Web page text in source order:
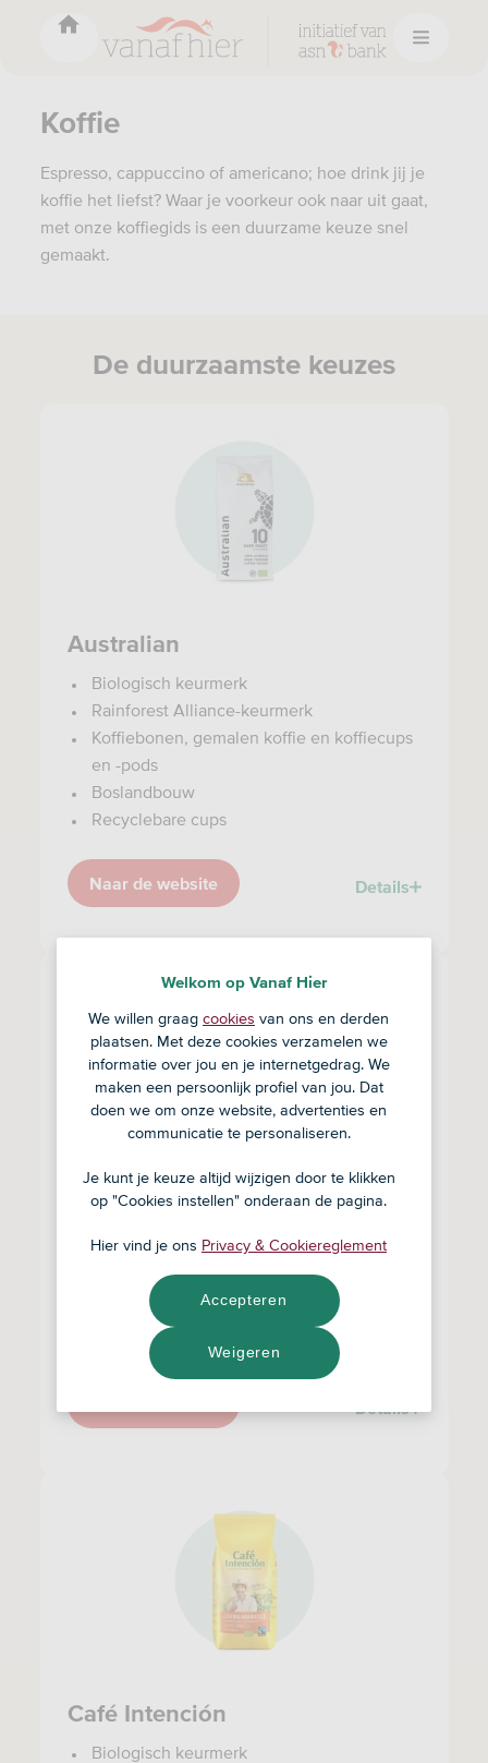
Koffie
Espresso, cappuccino of americano; hoe drink jij je
koffie het liefst? Waar je voorkeur ook naar uit gaat,
met onze koffiegids is een duurzame keuze snel
gemaakt.
De duurzaamste keuzes
Australian
Biologisch keurmerk
Rainforest Alliance-keurmerk
Koffiebonen, gemalen koffie en koffiecups
en -pods
Boslandbouw
Recyclebare cups
Naar de website Details
Brute Bonen
Klimaatpositief
Boslandbouw
Koffiebonen
Composteerbare verpakking
Details
Café Intención
Biologisch keurmerk
Welkom op Vanaf Hier
We willen graag cookies van ons en derden
plaatsen. Met deze cookies verzamelen we
informatie over jou en je internetgedrag. We
maken een persoonlijk profiel van jou. Dat
doen we om onze website, advertenties en
communicatie te personaliseren.
Je kunt je keuze altijd wijzigen door te klikken
op "Cookies instellen" onderaan de pagina.
Hier vind je ons Privacy & Cookiereglement
Weigeren
Accepteren